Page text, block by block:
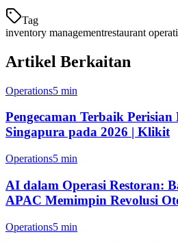
Tag
inventory managementrestaurant
Artikel Berkaitan
Operations5 min
Pengecaman Terbaik
Singapura pada 2026 | Klikit
Operations5 min
AI dalam Operasi Restoran:
APAC Memimpin Revolusi
Operations5 min